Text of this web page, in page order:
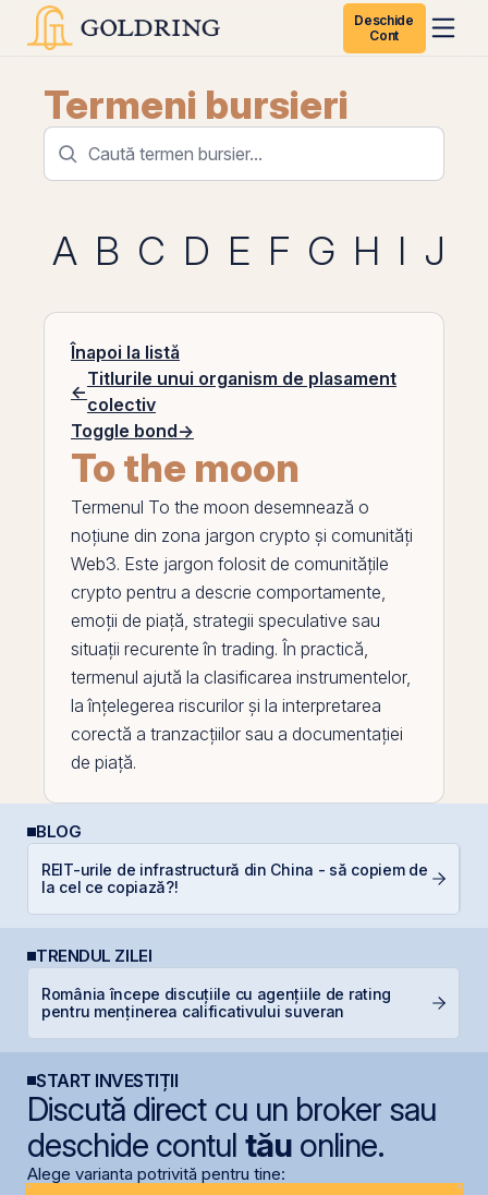
Deschide
Cont
Termeni bursieri
A B C D E F G H I J
Înapoi la listă
←
Titlurile unui organism de plasament
colectiv
Toggle bond→
To the moon
Termenul To the moon desemnează o
noțiune din zona jargon crypto și comunități
Web3. Este jargon folosit de comunitățile
crypto pentru a descrie comportamente,
emoții de piață, strategii speculative sau
situații recurente în trading. În practică,
termenul ajută la clasificarea instrumentelor,
la înțelegerea riscurilor și la interpretarea
corectă a tranzacțiilor sau a documentației
de piață.
BLOG
REIT-urile de infrastructură din China - să copiem de
la cel ce copiază?!
TRENDUL ZILEI
România începe discuțiile cu agențiile de rating
pentru menținerea calificativului suveran
START INVESTIȚII
Discută direct cu un broker sau
deschide contul tăuonline.
Alege varianta potrivită pentru tine: